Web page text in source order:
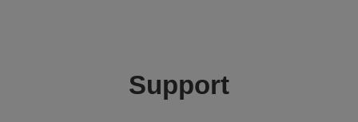
Support